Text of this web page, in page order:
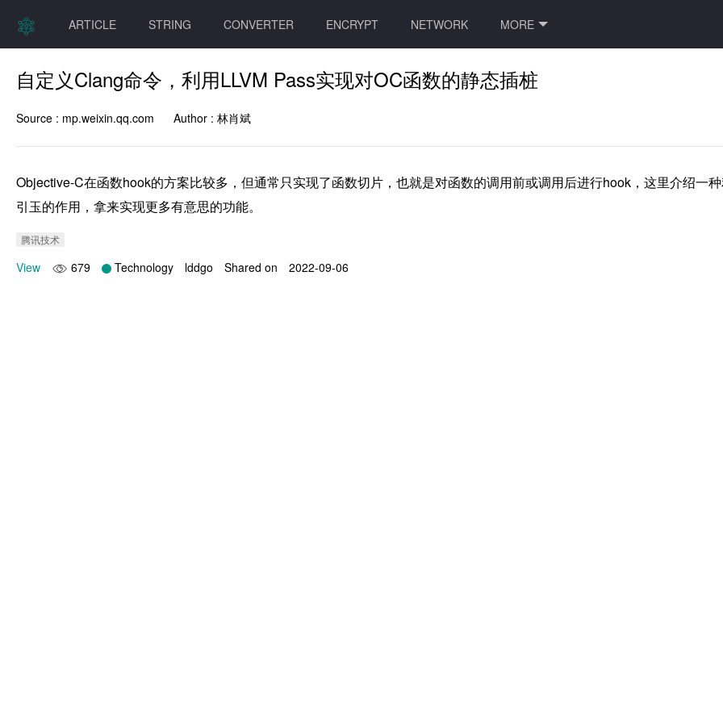
ARTICLE STRING CONVERTER ENCRYPT NETWORK MORE
自定义Clang命令，利用LLVM Pass实现对OC函数的静态插桩
Source : mp.weixin.qq.com Author : 林肖斌
Objective-C在函数hook的方案比较多，但通常只实现了函数切片，也就是对函数的调用前或调用后进行hook，这里介绍一
引玉的作用，拿来实现更多有意思的功能。
腾讯技术
View 679 Technology lddgo Shared on 2022-09-06